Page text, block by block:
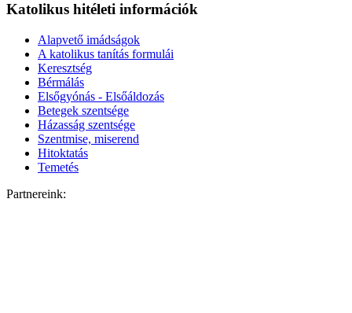
Katolikus hitéleti információk
Alapvető imádságok
A katolikus tanítás formulái
Keresztség
Bérmálás
Elsőgyónás - Elsőáldozás
Betegek szentsége
Házasság szentsége
Szentmise, miserend
Hitoktatás
Temetés
Partnereink: